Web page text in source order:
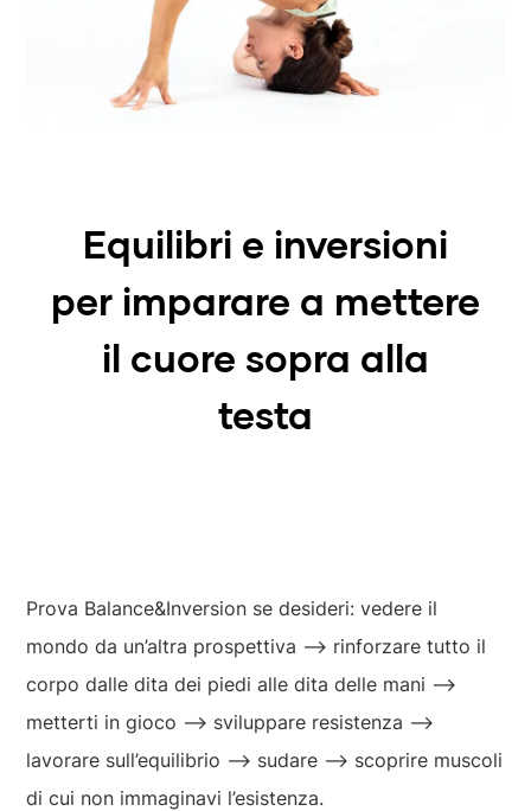
Equilibri e inversioni
per imparare a mettere
il cuore sopra alla
testa
Prova Balance&Inversion se desideri: vedere il
mondo da un’altra prospettiva ⟶ rinforzare tutto il
corpo dalle dita dei piedi alle dita delle mani ⟶
metterti in gioco ⟶ sviluppare resistenza ⟶
lavorare sull’equilibrio ⟶ sudare ⟶ scoprire muscoli
di cui non immaginavi l’esistenza.